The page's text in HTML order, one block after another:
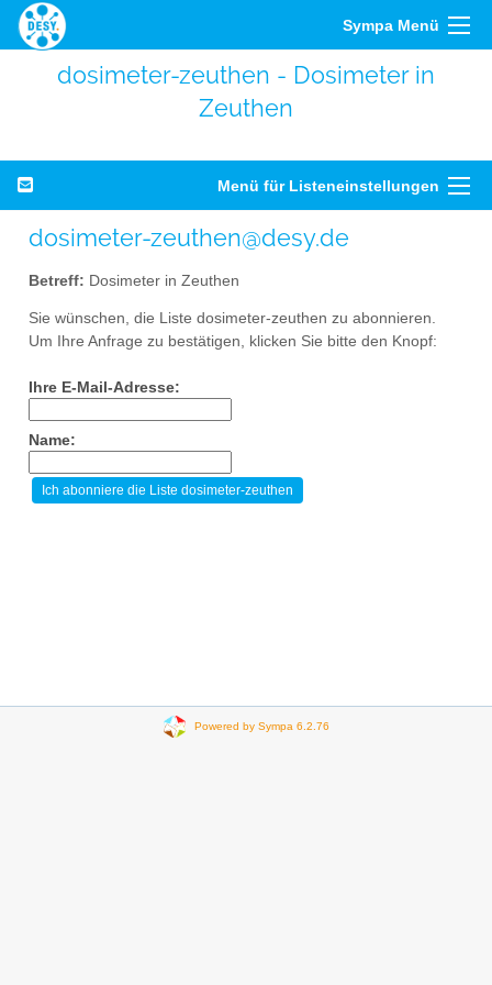
Sympa Menü
dosimeter-zeuthen - Dosimeter in
Zeuthen
Menü für Listeneinstellungen
dosimeter-zeuthen@desy.de
Betreff: Dosimeter in Zeuthen
Sie wünschen, die Liste dosimeter-zeuthen zu abonnieren.
Um Ihre Anfrage zu bestätigen, klicken Sie bitte den Knopf:
Ihre E-Mail-Adresse:
Name:
Powered by Sympa 6.2.76